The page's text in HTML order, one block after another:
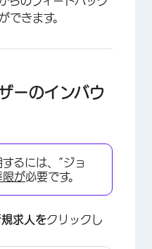
できます。
ーのインバウ
るには、”ジョ
限が必要です。
求人をクリックし